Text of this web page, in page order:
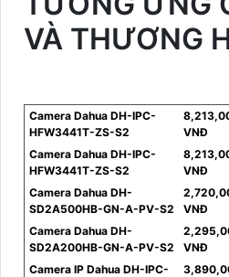
VÀ THƯƠNG
Camera Dahua DH-IPC-
HFW3441T-ZS-S2
VNĐ
Camera Dahua DH-IPC-
HFW3441T-ZS-S2
VNĐ
Camera Dahua DH-
SD2A500HB-GN-A-PV-S2
VNĐ
Camera Dahua DH-
SD2A200HB-GN-A-PV-S2
VNĐ
Camera IP Dahua DH-IPC-